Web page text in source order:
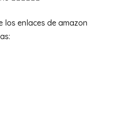
los enlaces de amazon